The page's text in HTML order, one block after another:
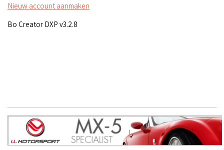
Nieuw account aanmaken
Bo Creator DXP v3.2.8